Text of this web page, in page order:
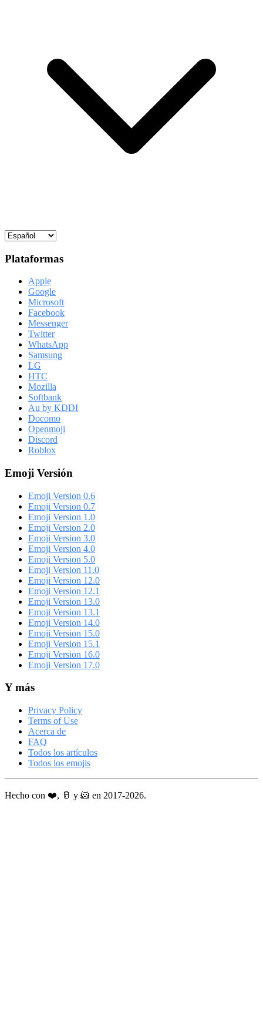
Plataformas
Apple
Google
Microsoft
Facebook
Messenger
Twitter
WhatsApp
Samsung
LG
HTC
Mozilla
Softbank
Au by KDDI
Docomo
Openmoji
Discord
Roblox
Emoji Versión
Emoji Version 0.6
Emoji Version 0.7
Emoji Version 1.0
Emoji Version 2.0
Emoji Version 3.0
Emoji Version 4.0
Emoji Version 5.0
Emoji Version 11.0
Emoji Version 12.0
Emoji Version 12.1
Emoji Version 13.0
Emoji Version 13.1
Emoji Version 14.0
Emoji Version 15.0
Emoji Version 15.1
Emoji Version 16.0
Emoji Version 17.0
Y más
Privacy Policy
Terms of Use
Acerca de
FAQ
Todos los artículos
Todos los emojis
Hecho con ❤️, 🥛 y 🐹 en 2017-2026.